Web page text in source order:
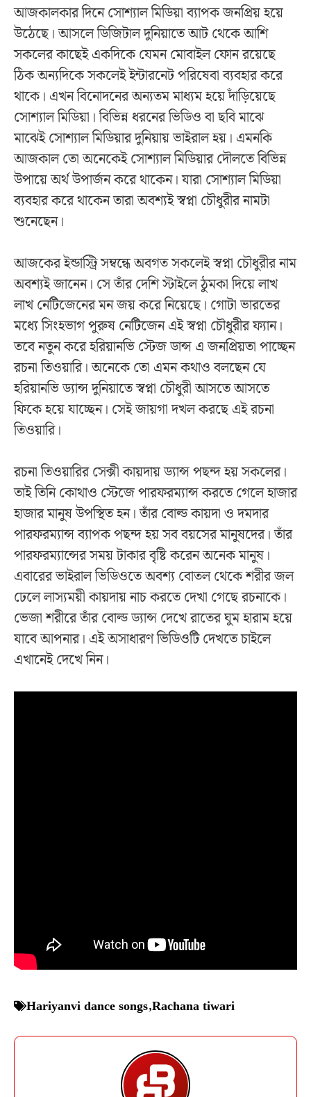
আজকালকার দিনে সোশ্যাল মিডিয়া ব্যাপক জনপ্রিয় হয়ে
উঠেছে। আসলে ডিজিটাল দুনিয়াতে আট থেকে আশি
সকলের কাছেই একদিকে যেমন মোবাইল ফোন রয়েছে
ঠিক অন্যদিকে সকলেই ইন্টারনেট পরিষেবা ব্যবহার করে
থাকে। এখন বিনোদনের অন্যতম মাধ্যম হয়ে দাঁড়িয়েছে
সোশ্যাল মিডিয়া। বিভিন্ন ধরনের ভিডিও বা ছবি মাঝে
মাঝেই সোশ্যাল মিডিয়ার দুনিয়ায় ভাইরাল হয়। এমনকি
আজকাল তো অনেকেই সোশ্যাল মিডিয়ার দৌলতে বিভিন্ন
উপায়ে অর্থ উপার্জন করে থাকেন। যারা সোশ্যাল মিডিয়া
ব্যবহার করে থাকেন তারা অবশ্যই স্বপ্না চৌধুরীর নামটা
শুনেছেন।
আজকের ইন্ডাস্ট্রি সম্বন্ধে অবগত সকলেই স্বপ্না চৌধুরীর নাম
অবশ্যই জানেন। সে তাঁর দেশি স্টাইলে ঠুমকা দিয়ে লাখ
লাখ নেটিজেনের মন জয় করে নিয়েছে। গোটা ভারতের
মধ্যে সিংহভাগ পুরুষ নেটিজেন এই স্বপ্না চৌধুরীর ফ্যান।
তবে নতুন করে হরিয়ানভি স্টেজ ডান্স এ জনপ্রিয়তা পাচ্ছেন
রচনা তিওয়ারি। অনেকে তো এমন কথাও বলছেন যে
হরিয়ানভি ড্যান্স দুনিয়াতে স্বপ্না চৌধুরী আসতে আসতে
ফিকে হয়ে যাচ্ছেন। সেই জায়গা দখল করছে এই রচনা
তিওয়ারি।
রচনা তিওয়ারির সেক্সী কায়দায় ড্যান্স পছন্দ হয় সকলের।
তাই তিনি কোথাও স্টেজে পারফরম্যান্স করতে গেলে হাজার
হাজার মানুষ উপস্থিত হন। তাঁর বোল্ড কায়দা ও দমদার
পারফরম্যান্স ব্যাপক পছন্দ হয় সব বয়সের মানুষদের। তাঁর
পারফরম্যান্সের সময় টাকার বৃষ্টি করেন অনেক মানুষ।
এবারের ভাইরাল ভিডিওতে অবশ্য বোতল থেকে শরীর জল
ঢেলে লাস্যময়ী কায়দায় নাচ করতে দেখা গেছে রচনাকে।
ভেজা শরীরে তাঁর বোল্ড ড্যান্স দেখে রাতের ঘুম হারাম হয়ে
যাবে আপনার। এই অসাধারণ ভিডিওটি দেখতে চাইলে
এখানেই দেখে নিন।
Hariyanvi dance songs,Rachana tiwari